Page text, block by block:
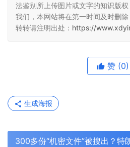
法鉴别所上传图片或文字的知识版
我们，本网站将在第一时间及时删除
转转请注明出处： https://
赞 (0)
生成海报
300多份“机密文件”被搜出？特